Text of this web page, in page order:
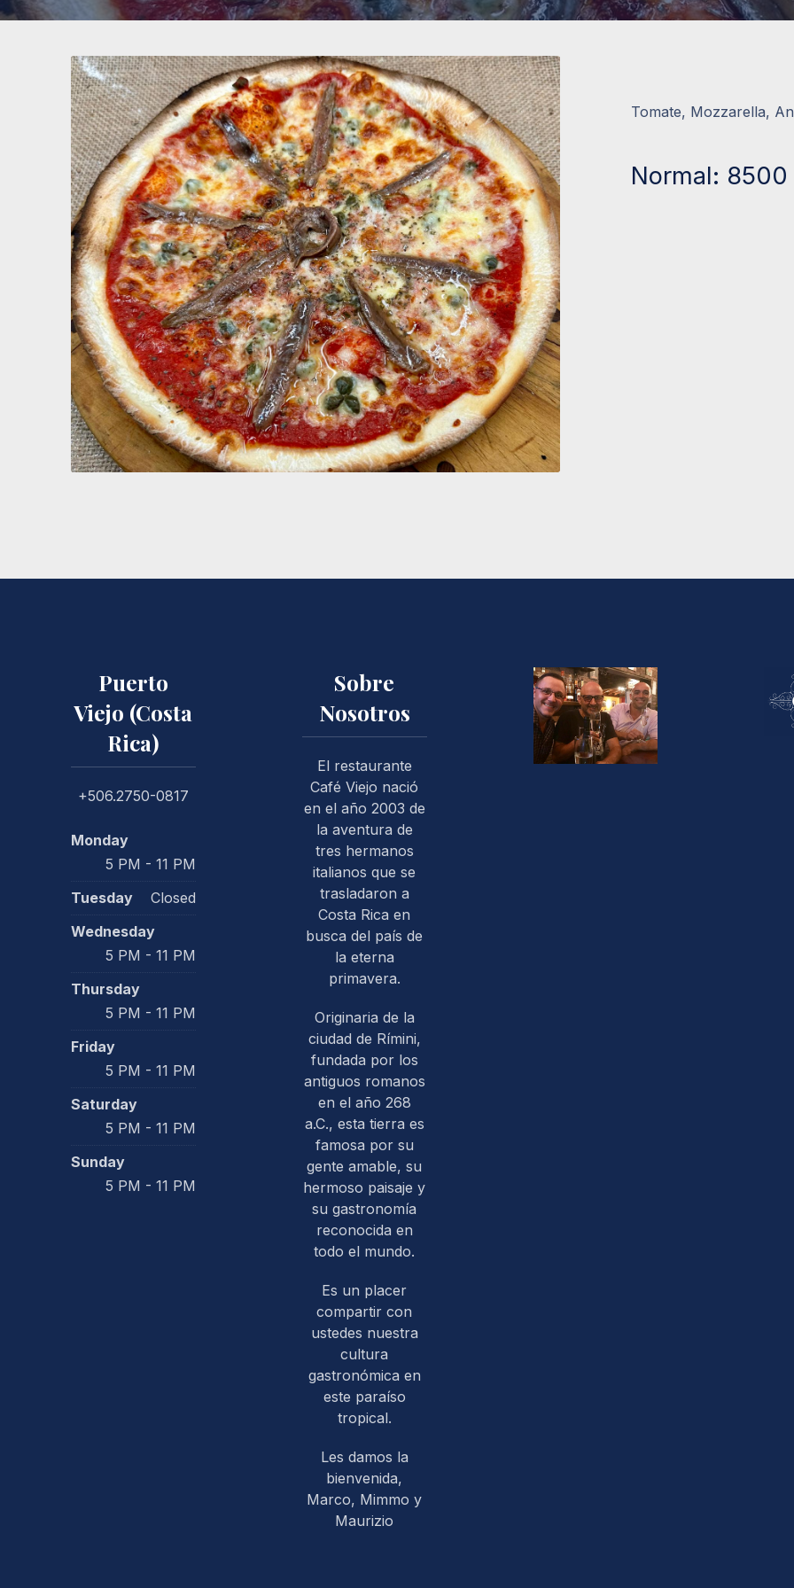
Tomate, Mozzarella,
Normal: 8500
Puerto
Viejo (Costa
Rica)
+506.2750-0817
Monday
5 PM - 11 PM
Tuesday
Closed
Wednesday
5 PM - 11 PM
Thursday
5 PM - 11 PM
Friday
5 PM - 11 PM
Saturday
5 PM - 11 PM
Sunday
5 PM - 11 PM
Sobre
Nosotros
El restaurante
Café Viejo nació
en el año 2003 de
la aventura de
tres hermanos
italianos que se
trasladaron a
Costa Rica en
busca del país de
la eterna
primavera.
Originaria de la
ciudad de Rímini,
fundada por los
antiguos romanos
en el año 268
a.C., esta tierra es
famosa por su
gente amable, su
hermoso paisaje y
su gastronomía
reconocida en
todo el mundo.
Es un placer
compartir con
ustedes nuestra
cultura
gastronómica en
este paraíso
tropical.
Les damos la
bienvenida,
Marco, Mimmo y
Maurizio
PREVIOUS